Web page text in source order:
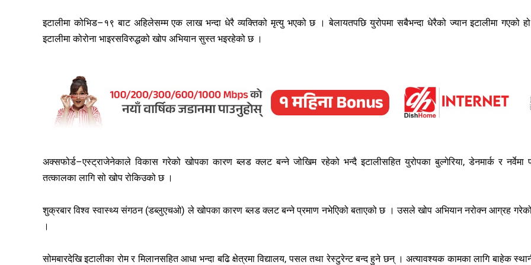
इटालीमा कोभिड–१९ बाट अहिलेसम्म एक लाख भन्दा धेरै व्यक्तिको मृत्यु भएको छ । बेलायतपछि युरोपमा सबैभन्दा धेरैको ज्यान इटालीमा गएको
इटालीमा कोरोना भाइरसविरुद्धको खोप अभियान सुस्त भइरहेको छ ।
अक्सफोर्ड–एस्ट्राजेनेकाले विकास गरेको खोपका कारण ब्लड क्लट बन्ने जोखिम रहेको भन्दै इटालीसहित युरोपका बुल्गेरिया, डेनमार्क र नर्वेमा
तत्कालका लागि सो खोप रोकिउको छ ।
शुक्रबार विश्व स्वास्थ्य संगठन (डब्लुएचओ) ले खोपका कारण ब्लड क्लट बन्ने प्रमाण नभेएिको बताएको छ । उसले खोप अभियान नरोक्न आग्रह
।
सोमबारदेखि इटालीका रोम र मिलानसहित आधा भन्दा बढि क्षेत्रमा विद्यालय, पसल तथा रेस्टुरेन्ट बन्द हुने छन् । अत्यावश्यक कामका लागि बाहेक